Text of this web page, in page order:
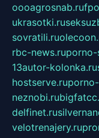
oooagrosnab.ru
ukrasotki.ru
sovratili.ru
rbc-news.ru
13autor-kolonka.ru
hostserve.ru
neznobi.ru
delfinet.ru
velotrenajery.ru